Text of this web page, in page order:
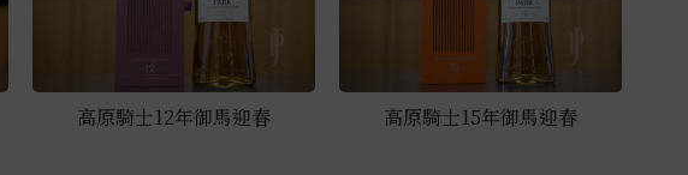
高原騎士12年御馬迎春 高原騎士15年御馬迎春